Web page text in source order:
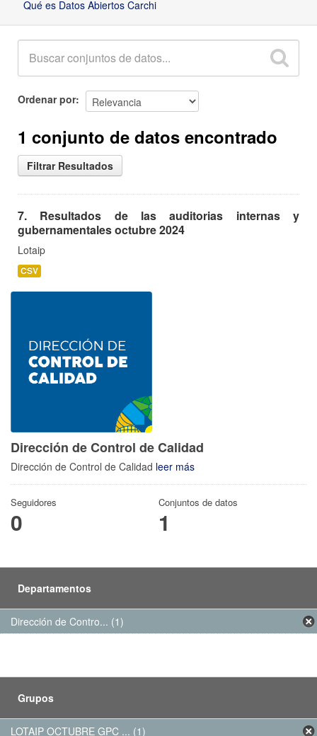
Qué es Datos Abiertos Carchi
Ordenar por
1 conjunto de datos encontrado
Filtrar Resultados
7. Resultados de las auditorias internas y
gubernamentales octubre 2024
Lotaip
CSV
Dirección de Control de Calidad
Dirección de Control de Calidad leer más
Seguidores
0
Conjuntos de datos
1
Departamentos
Dirección de Contro... (1)
Grupos
LOTAIP OCTUBRE GPC ... (1)